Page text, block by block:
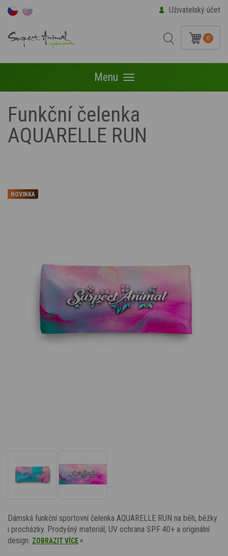
Uživatelský účet
0
Menu Menu
Funkční čelenka
AQUARELLE RUN
NOVINKA
Dámská funkční sportovní čelenka AQUARELLE RUN na běh, běžky
i procházky. Prodyšný materiál, UV ochrana SPF 40+ a originální
design. ZOBRAZIT VÍCE»